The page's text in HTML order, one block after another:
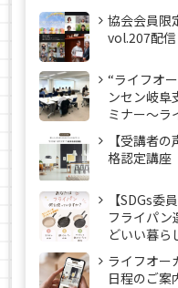
協会会員限
vol.207配
“ライフオ
ンセン岐阜
ミナー～ラ
【受講者
格認定講座
【SDGs委
フライパン
どいい暮ら
ライフオー
日程のご案